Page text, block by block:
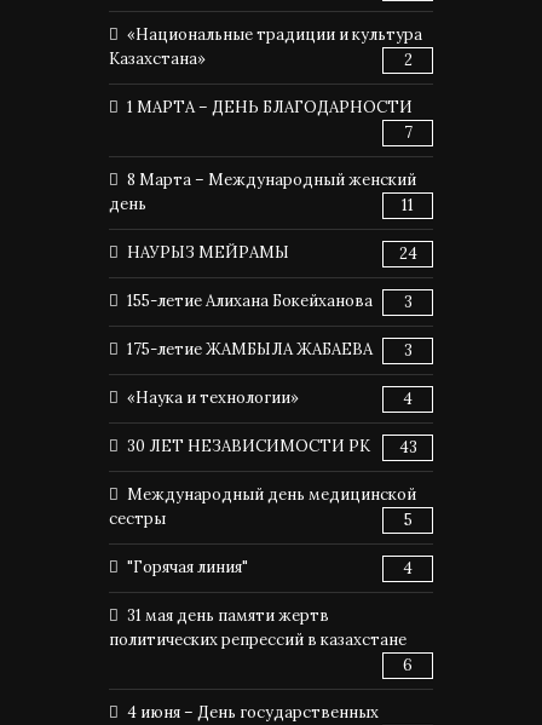
«Национальные традиции и культура
Казахстана»
2
1 МАРТА – ДЕНЬ БЛАГОДАРНОСТИ
7
8 Марта – Международный женский
день
11
НАУРЫЗ МЕЙРАМЫ 24
155-летие Алихана Бокейханова 3
175-летие ЖАМБЫЛА ЖАБАЕВА 3
«Наука и технологии» 4
30 ЛЕТ НЕЗАВИСИМОСТИ РК 43
Международный день медицинской
сестры
5
"Горячая линия" 4
31 мая день памяти жертв
политических репрессий в казахстане
6
4 июня – День государственных